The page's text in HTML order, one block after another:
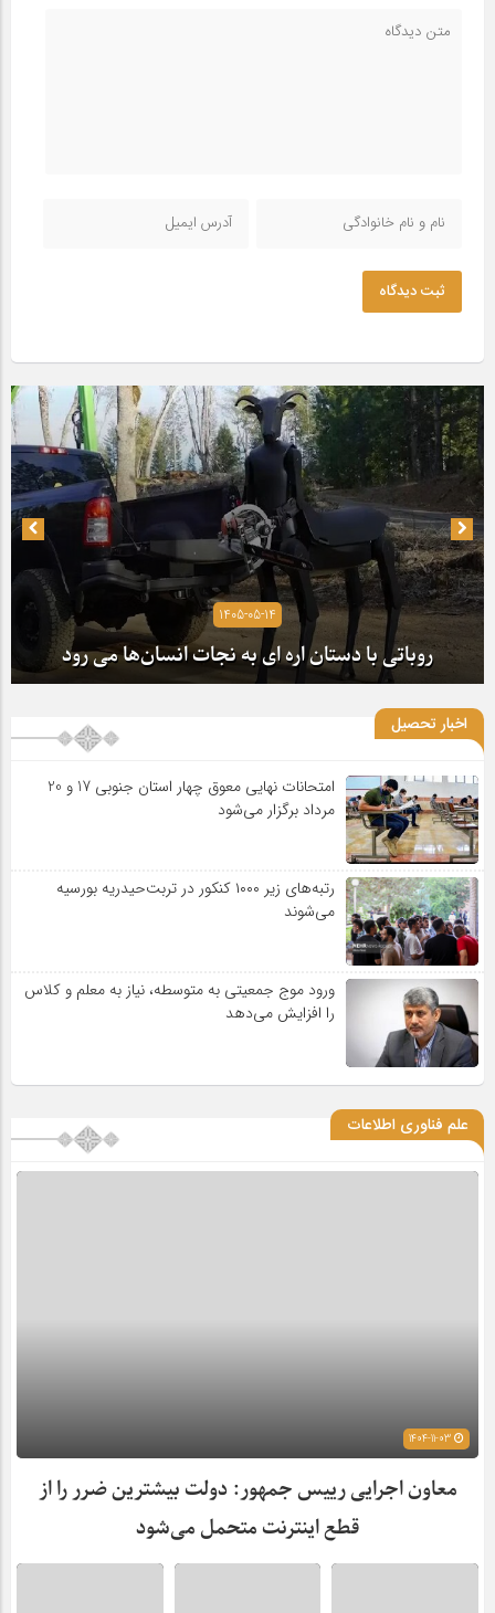
ثبت دیدگاه
1405-05-14
روباتی با دستان اره ای به نجات انسان‌ها می رود
اخبار تحصیل
امتحانات نهایی معوق چهار استان جنوبی 17 و 20
مرداد برگزار می‌شود
رتبه‌های زیر ۱۰۰۰ کنکور در تربت‌حیدریه بورسیه
می‌شوند
ورود موج جمعیتی به متوسطه، نیاز به معلم و کلاس
را افزایش می‌دهد
علم فناوری اطلاعات
معاون اجرایی رییس جمهور: دولت بیشترین ضرر را از
قطع اینترنت متحمل می‌شود